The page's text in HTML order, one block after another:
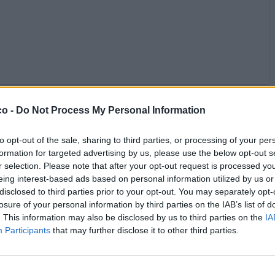
- Do Not Process My Personal Information
opt-out of the sale, sharing to third parties, or processing of your
for targeted advertising by us, please use the below opt-out
selection. Please note that after your opt-out request is processed
interest-based ads based on personal information utilized by us
to third parties prior to your opt-out. You may separately
of your personal information by third parties on the IAB’s list of
This information may also be disclosed by us to third parties on the
Participants that may further disclose it to other third parties.
PAOLA63
Perché non siamo mai contenti ecco perché 🤦‍♀️
🤦‍♀️
15 Aprile alle ore 11:13·Ti stimo·Rispondi
EbbeneSi:Che poi soffrirne ha senso solo se si conoscono
delle cose che potrebbero mancarci: visto il tutto in
quest'ottica, la mente ed il cuore si placano per un attimo,
almeno il breve momento in cui si riesce a guardare a quella
mancanza con la lucidità del discorso di prima appunto.
Dura poco, ci vuole molto lavoro mentale...🤗
15 Aprile alle ore 12:39·Ti stimo·Rispondi